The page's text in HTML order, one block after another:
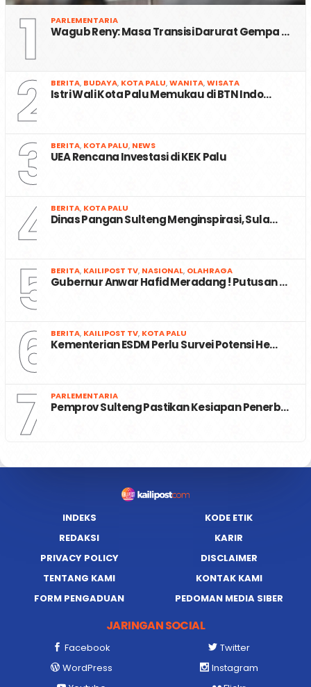
1 PARLEMENTARIA
Wagub Reny: Masa Transisi Darurat Gempa …
2 BERITA, BUDAYA, KOTA PALU,WANITA,WISATA
Istri Wali Kota Palu Memukau di BTN Indo…
3 BERITA, KOTA PALU, NEWS
UEA Rencana Investasi di KEK Palu
4 BERITA, KOTA PALU
Dinas Pangan Sulteng Menginspirasi, Sula…
5 BERITA, KAILIPOST TV, NASIONAL, OLAHRAGA
Gubernur Anwar Hafid Meradang ! Putusan …
6 BERITA, KAILIPOST TV, KOTA PALU
Kementerian ESDM Perlu Survei Potensi He…
7 PARLEMENTARIA
Pemprov Sulteng Pastikan Kesiapan Penerb…
INDEKS
KODE ETIK
REDAKSI
KARIR
PRIVACY POLICY
DISCLAIMER
TENTANG KAMI
KONTAK KAMI
FORM PENGADUAN
PEDOMAN MEDIA SIBER
JARINGAN SOCIAL
Facebook
Twitter
WordPress
Instagram